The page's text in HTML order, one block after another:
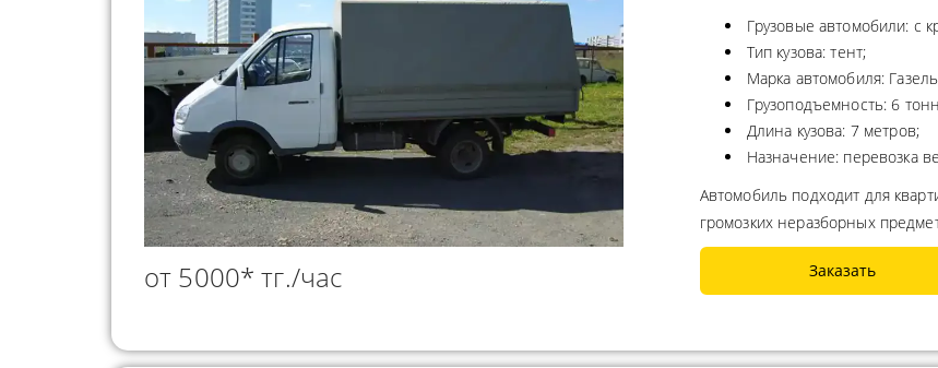
от 5000* тг./час
Грузовые автомобили: с
Тип кузова: тент;
Марка автомобиля:
Грузоподъемность: 6
Длина кузова: 7 метров;
Назначение: перевозка
Автомобиль подходит для
громозких неразборных
Заказать